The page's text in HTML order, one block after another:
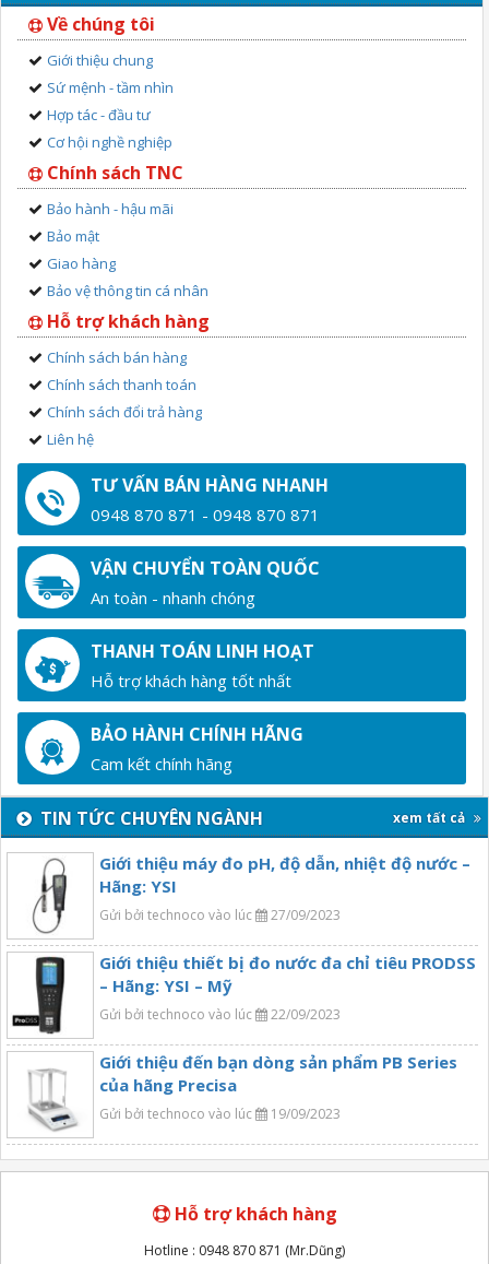
Về chúng tôi
Giới thiệu chung
Sứ mệnh - tầm nhìn
Hợp tác - đầu tư
Cơ hội nghề nghiệp
Chính sách TNC
Bảo hành - hậu mãi
Bảo mật
Giao hàng
Bảo vệ thông tin cá nhân
Hỗ trợ khách hàng
Chính sách bán hàng
Chính sách thanh toán
Chính sách đổi trả hàng
Liên hệ
TƯ VẤN BÁN HÀNG NHANH
0948 870 871 - 0948 870 871
VẬN CHUYỂN TOÀN QUỐC
An toàn - nhanh chóng
THANH TOÁN LINH HOẠT
Hỗ trợ khách hàng tốt nhất
BẢO HÀNH CHÍNH HÃNG
Cam kết chính hãng
TIN TỨC CHUYÊN NGÀNH xem tất cả
Giới thiệu máy đo pH, độ dẫn, nhiệt độ nước –
Hãng: YSI
Gửi bởi technoco vào lúc 27/09/2023
Giới thiệu thiết bị đo nước đa chỉ tiêu PRODSS
– Hãng: YSI – Mỹ
Gửi bởi technoco vào lúc 22/09/2023
Giới thiệu đến bạn dòng sản phẩm PB Series
của hãng Precisa
Gửi bởi technoco vào lúc 19/09/2023
Hỗ trợ khách hàng
Hotline : 0948 870 871 (Mr.Dũng)